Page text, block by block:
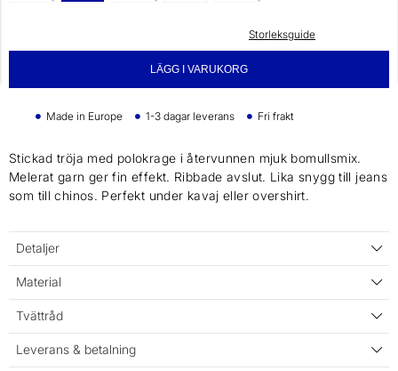
Storleksguide
LÄGG I VARUKORG
Made in Europe 1-3 dagar leverans Fri frakt
Stickad tröja med polokrage i återvunnen mjuk bomullsmix.
Melerat garn ger fin effekt. Ribbade avslut. Lika snygg till jeans
som till chinos. Perfekt under kavaj eller overshirt.
Detaljer
Material
Tvättråd
Leverans & betalning